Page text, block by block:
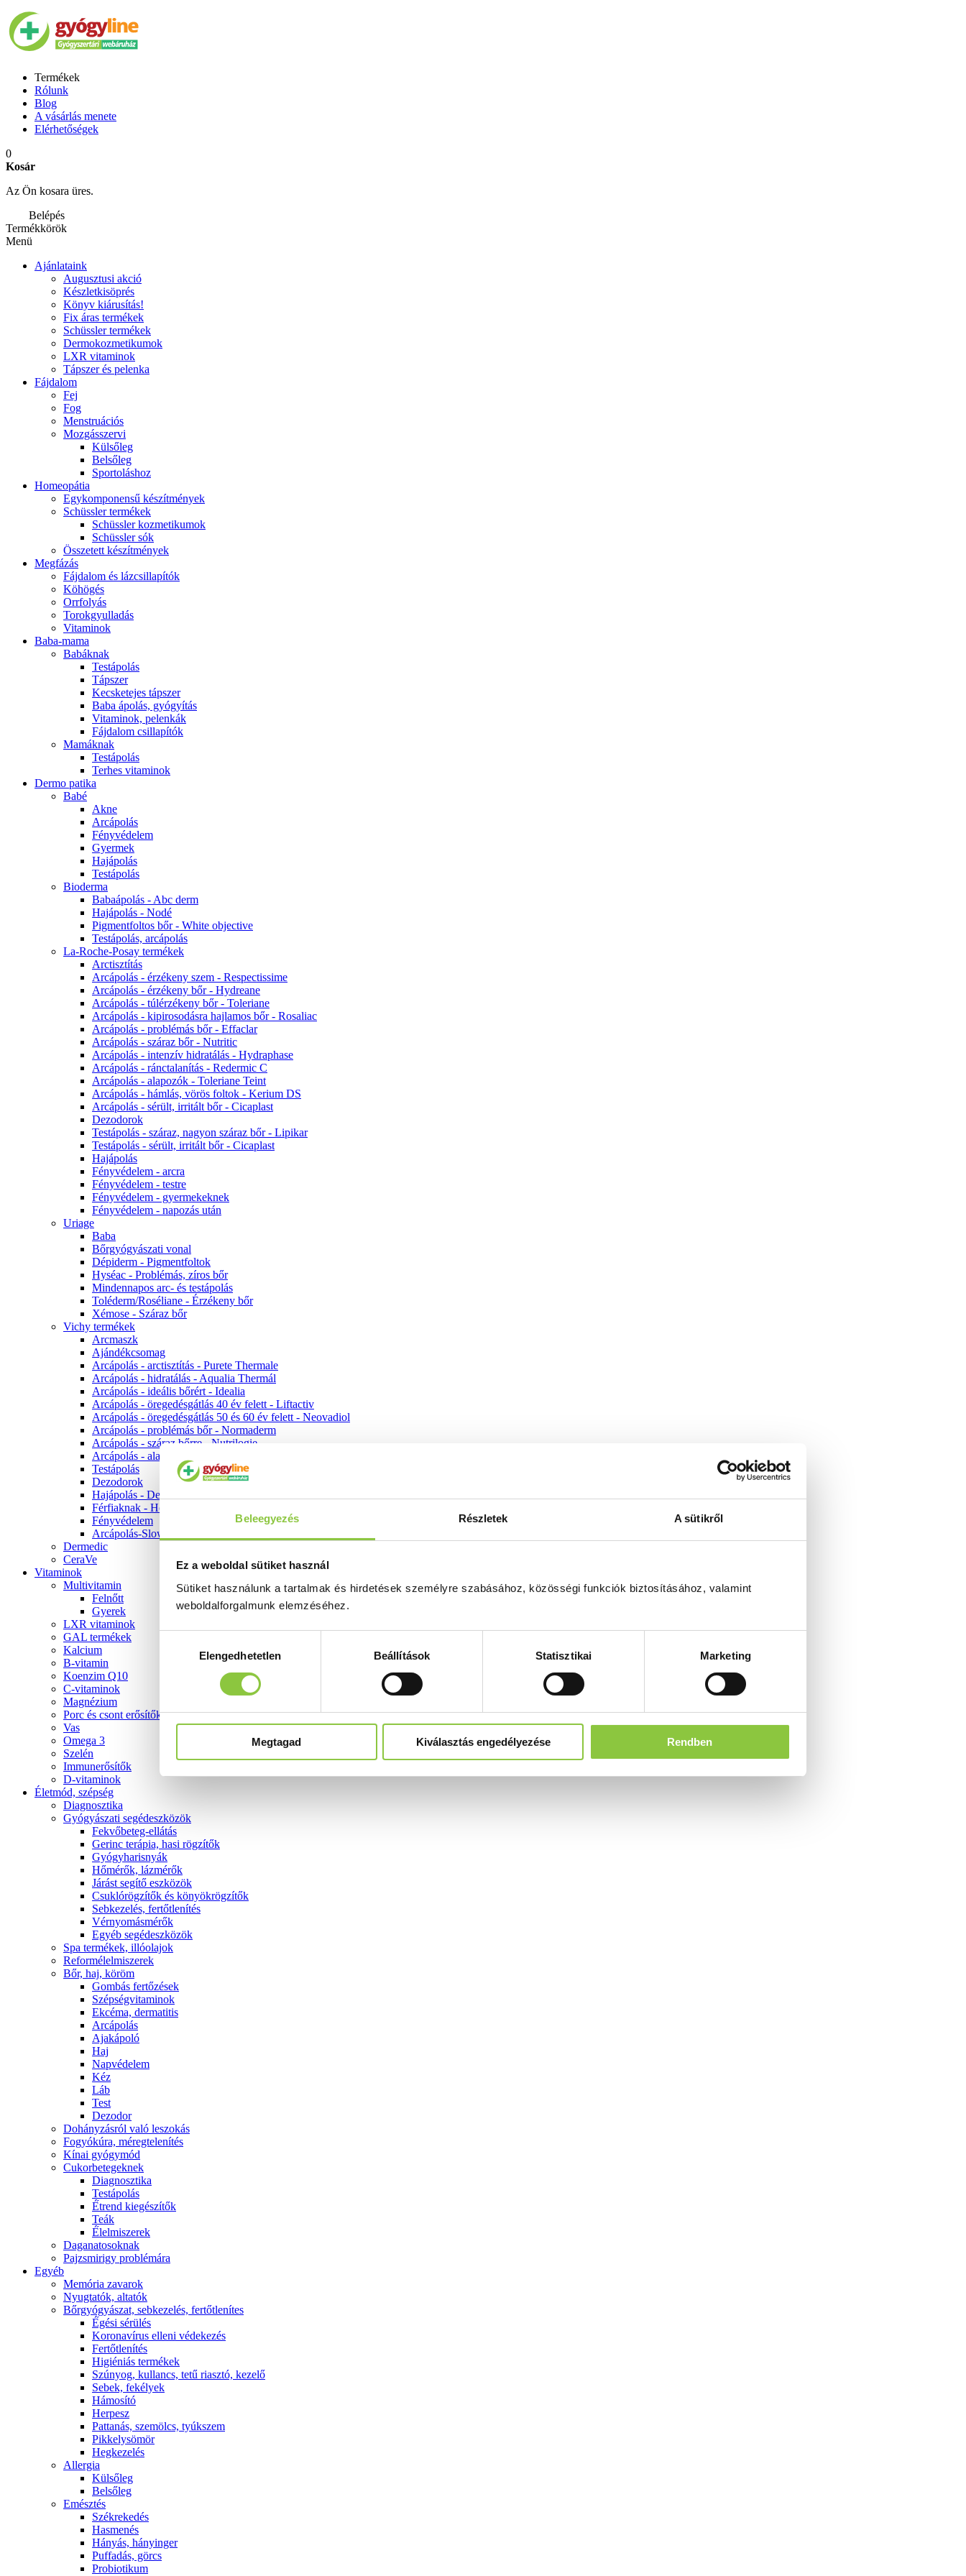
Beleegyezés Részletek A sütikről
Ez a weboldal sütiket használ
Sütiket használunk a tartalmak és hirdetések személyre szabásához, közösségi funkciók biztosításához, valamint
weboldalforgalmunk elemzéséhez.
kiválasztásaElengedhetetlen Beállítások Statisztikai Marketing
Megtagad Kiválasztás engedélyezése Rendben
Termékek
Rólunk
Blog
A vásárlás menete
Elérhetőségek
0
Kosár
Az Ön kosara üres.
Belépés
Termékkörök
Menü
Ajánlataink
Augusztusi akció
Készletkisöprés
Könyv kiárusítás!
Fix áras termékek
Schüssler termékek
Dermokozmetikumok
LXR vitaminok
Tápszer és pelenka
Fájdalom
Fej
Fog
Menstruációs
Mozgásszervi
Külsőleg
Belsőleg
Sportoláshoz
Homeopátia
Egykomponensű készítmények
Schüssler termékek
Schüssler kozmetikumok
Schüssler sók
Összetett készítmények
Megfázás
Fájdalom és lázcsillapítók
Köhögés
Orrfolyás
Torokgyulladás
Vitaminok
Baba-mama
Babáknak
Testápolás
Tápszer
Kecsketejes tápszer
Baba ápolás, gyógyítás
Vitaminok, pelenkák
Fájdalom csillapítók
Mamáknak
Testápolás
Terhes vitaminok
Dermo patika
Babé
Akne
Arcápolás
Fényvédelem
Gyermek
Hajápolás
Testápolás
Bioderma
Babaápolás - Abc derm
Hajápolás - Nodé
Pigmentfoltos bőr - White objective
Testápolás, arcápolás
La-Roche-Posay termékek
Arctisztítás
Arcápolás - érzékeny szem - Respectissime
Arcápolás - érzékeny bőr - Hydreane
Arcápolás - túlérzékeny bőr - Toleriane
Arcápolás - kipirosodásra hajlamos bőr - Rosaliac
Arcápolás - problémás bőr - Effaclar
Arcápolás - száraz bőr - Nutritic
Arcápolás - intenzív hidratálás - Hydraphase
Arcápolás - ránctalanítás - Redermic C
Arcápolás - alapozók - Toleriane Teint
Arcápolás - hámlás, vörös foltok - Kerium DS
Arcápolás - sérült, irritált bőr - Cicaplast
Dezodorok
Testápolás - száraz, nagyon száraz bőr - Lipikar
Testápolás - sérült, irritált bőr - Cicaplast
Hajápolás
Fényvédelem - arcra
Fényvédelem - testre
Fényvédelem - gyermekeknek
Fényvédelem - napozás után
Uriage
Baba
Bőrgyógyászati vonal
Dépiderm - Pigmentfoltok
Hyséac - Problémás, zíros bőr
Mindennapos arc- és testápolás
Toléderm/Roséliane - Érzékeny bőr
Xémose - Száraz bőr
Vichy termékek
Arcmaszk
Ajándékcsomag
Arcápolás - arctisztítás - Purete Thermale
Arcápolás - hidratálás - Aqualia Thermál
Arcápolás - ideális bőrért - Idealia
Arcápolás - öregedésgátlás 40 év felett - Liftactiv
Arcápolás - öregedésgátlás 50 és 60 év felett - Neovadiol
Arcápolás - problémás bőr - Normaderm
Arcápolás - száraz bőrre - Nutrilogie
Arcápolás - alapozók
Testápolás
Dezodorok
Hajápolás - Dercos
Férfiaknak - Homme
Fényvédelem
Arcápolás-Slow Age
Dermedic
CeraVe
Vitaminok
Multivitamin
Felnőtt
Gyerek
LXR vitaminok
GAL termékek
Kalcium
B-vitamin
Koenzim Q10
C-vitaminok
Magnézium
Porc és csont erősítők
Vas
Omega 3
Szelén
Immunerősítők
D-vitaminok
Életmód, szépség
Diagnosztika
Gyógyászati segédeszközök
Fekvőbeteg-ellátás
Gerinc terápia, hasi rögzítők
Gyógyharisnyák
Hőmérők, lázmérők
Járást segítő eszközök
Csuklórögzítők és könyökrögzítők
Sebkezelés, fertőtlenítés
Vérnyomásmérők
Egyéb segédeszközök
Spa termékek, illóolajok
Reformélelmiszerek
Bőr, haj, köröm
Gombás fertőzések
Szépségvitaminok
Ekcéma, dermatitis
Arcápolás
Ajakápoló
Haj
Napvédelem
Kéz
Láb
Test
Dezodor
Dohányzásról való leszokás
Fogyókúra, méregtelenítés
Kínai gyógymód
Cukorbetegeknek
Diagnosztika
Testápolás
É́trend kiegészítők
Teák
É́lelmiszerek
Daganatosoknak
Pajzsmirigy problémára
Egyéb
Memória zavarok
Nyugtatók, altatók
Bőrgyógyászat, sebkezelés, fertőtlenítes
É́gési sérülés
Koronavírus elleni védekezés
Fertőtlenítés
Higiéniás termékek
Szúnyog, kullancs, tetű riasztó, kezelő
Sebek, fekélyek
Hámosító
Herpesz
Pattanás, szemölcs, tyúkszem
Pikkelysömör
Hegkezelés
Allergia
Külsőleg
Belsőleg
Emésztés
Székrekedés
Hasmenés
Hányás, hányinger
Puffadás, görcs
Probiotikum